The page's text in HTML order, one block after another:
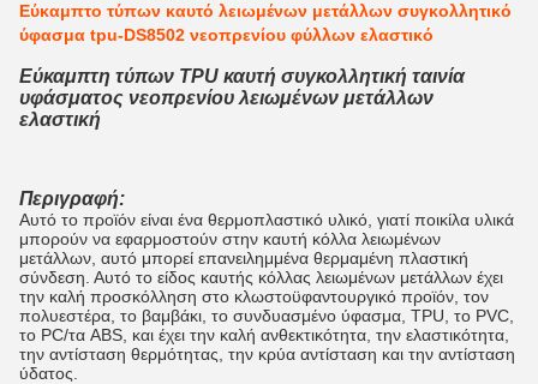
Εύκαμπτο τύπων καυτό λειωμένων μετάλλων συγκολλητικό
ύφασμα tpu-DS8502 νεοπρενίου φύλλων ελαστικό
Εύκαμπτη τύπων TPU καυτή συγκολλητική ταινία
υφάσματος νεοπρενίου λειωμένων μετάλλων
ελαστική
Περιγραφή:
Αυτό το προϊόν είναι ένα θερμοπλαστικό υλικό, γιατί ποικίλα υλικά
μπορούν να εφαρμοστούν στην καυτή κόλλα λειωμένων
μετάλλων, αυτό μπορεί επανειλημμένα θερμαμένη πλαστική
σύνδεση. Αυτό το είδος καυτής κόλλας λειωμένων μετάλλων έχει
την καλή προσκόλληση στο κλωστοϋφαντουργικό προϊόν, τον
πολυεστέρα, το βαμβάκι, το συνδυασμένο ύφασμα, TPU, το PVC,
το PC/τα ABS, και έχει την καλή ανθεκτικότητα, την ελαστικότητα,
την αντίσταση θερμότητας, την κρύα αντίσταση και την αντίσταση
ύδατος.